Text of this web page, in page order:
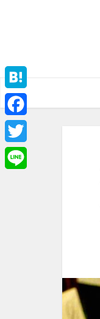
Hatena
Facebook
Twitter